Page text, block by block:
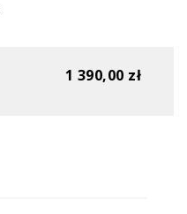
1 390,00 zł